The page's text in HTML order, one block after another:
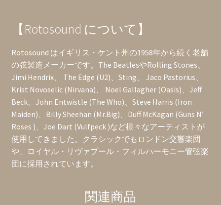
【Rotosound について】
Rotosound はイギリス・ケント州の1958年から続く老舗
の弦製造メーカーです。The BeatlesやRolling Stones、
Jimi Hendrix、 The Edge (U2)、Sting、 Jaco Pastorius、
Krist Novoselic (Nirvana)、 Noel Gallagher (Oasis)、Jeff
Beck、John Entwistle (The Who)、Steve Harris (Iron
Maiden)、Billy Sheehan (Mr.Big)、Duff McKagan (Guns N’
Roses )、Joe Dart (Vulfpeck )など様々なアーティストが
使用してきました。クラシックでもロンドン交響楽団
や、ロイヤル・リヴァプール・フィルハーモニー管弦楽
団に採用されています。
関連商品